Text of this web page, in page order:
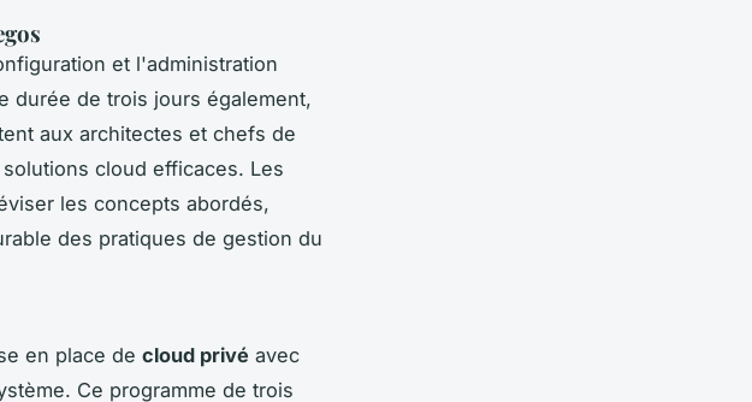
et l'administration
durée de trois jours également,
aux architectes et chefs de
cloud efficaces. Les
les concepts abordés,
des pratiques de gestion du
en place de cloud privé avec
Ce programme de trois